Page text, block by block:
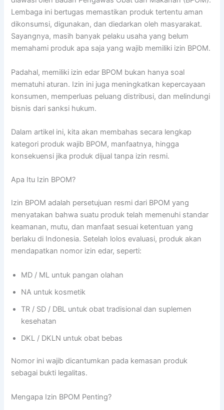
Lembaga ini bertugas memastikan produk tertentu aman
dikonsumsi, digunakan, dan diedarkan oleh masyarakat.
Sayangnya, masih banyak pelaku usaha yang belum
memahami produk apa saja yang wajib memiliki izin BPOM.
Padahal, memiliki izin edar BPOM bukan hanya soal
mematuhi aturan. Izin ini juga meningkatkan kepercayaan
konsumen, memperluas peluang distribusi, dan melindungi
bisnis dari sanksi hukum.
Dalam artikel ini, kita akan membahas secara lengkap
kategori produk wajib BPOM, manfaatnya, hingga
konsekuensi jika produk dijual tanpa izin resmi.
Apa Itu Izin BPOM?
Izin BPOM adalah persetujuan resmi dari BPOM yang
menyatakan bahwa suatu produk telah memenuhi standar
keamanan, mutu, dan manfaat sesuai ketentuan yang
berlaku di Indonesia. Setelah lolos evaluasi, produk akan
mendapatkan nomor izin edar, seperti:
MD / ML untuk pangan olahan
NA untuk kosmetik
TR / SD / DBL untuk obat tradisional dan suplemen
kesehatan
DKL / DKLN untuk obat bebas
Nomor ini wajib dicantumkan pada kemasan produk
sebagai bukti legalitas.
Mengapa Izin BPOM Penting?